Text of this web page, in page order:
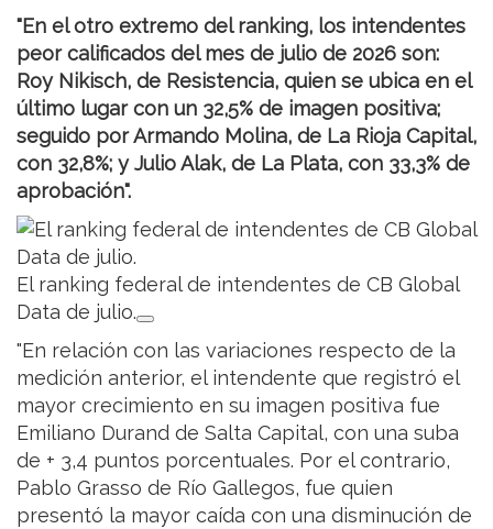
"En el otro extremo del ranking, los intendentes
peor calificados del mes de julio de 2026 son:
Roy Nikisch, de Resistencia, quien se ubica en el
último lugar con un 32,5% de imagen positiva;
seguido por Armando Molina, de La Rioja Capital,
con 32,8%; y Julio Alak, de La Plata, con 33,3% de
aprobación".
El ranking federal de intendentes de CB Global
Data de julio.
"En relación con las variaciones respecto de la
medición anterior, el intendente que registró el
mayor crecimiento en su imagen positiva fue
Emiliano Durand de Salta Capital, con una suba
de + 3,4 puntos porcentuales. Por el contrario,
Pablo Grasso de Río Gallegos, fue quien
presentó la mayor caída con una disminución de